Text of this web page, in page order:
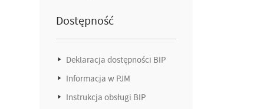
Dostępność
Deklaracja dostępności BIP
Informacja w PJM
Instrukcja obsługi BIP